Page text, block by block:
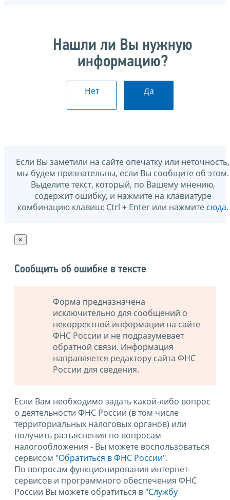
Нашли ли Вы нужную
информацию?
Нет Да
Если Вы заметили на сайте опечатку или неточность,
мы будем признательны, если Вы сообщите об этом.
Выделите текст, который, по Вашему мнению,
содержит ошибку, и нажмите на клавиатуре
комбинацию клавиш: Ctrl + Enter или нажмите сюда.
×
Сообщить об ошибке в тексте
Форма предназначена
исключительно для сообщений о
некорректной информации на сайте
ФНС России и не подразумевает
обратной связи. Информация
направляется редактору сайта ФНС
России для сведения.
Если Вам необходимо задать какой-либо вопрос
о деятельности ФНС России (в том числе
территориальных налоговых органов) или
получить разъяснения по вопросам
налогообложения - Вы можете воспользоваться
сервисом "Обратиться в ФНС России".
По вопросам функционирования интернет-
сервисов и программного обеспечения ФНС
России Вы можете обратиться в "Службу